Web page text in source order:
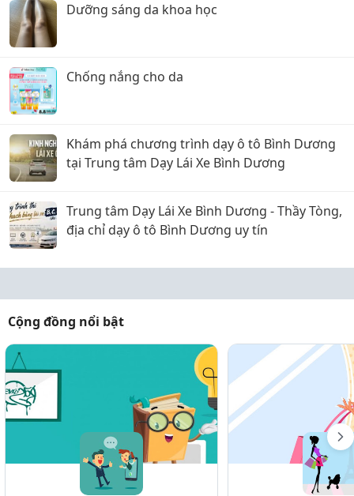
Dưỡng sáng da khoa học
Chống nắng cho da
Khám phá chương trình dạy ô tô Bình Dương
tại Trung tâm Dạy Lái Xe Bình Dương
Trung tâm Dạy Lái Xe Bình Dương - Thầy Tòng,
địa chỉ dạy ô tô Bình Dương uy tín
Cộng đồng nổi bật